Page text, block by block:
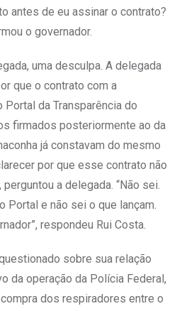
antes de eu assinar o contrato?
o governador.
uma desculpa. A delegada
que o contrato com a
da Transparência do
firmados posteriormente ao da
já constavam do mesmo
por que esse contrato não
a delegada. “Não sei.
Portal e não sei o que lançam.
respondeu Rui Costa.
sobre sua relação
da operação da Polícia Federal,
dos respiradores entre o